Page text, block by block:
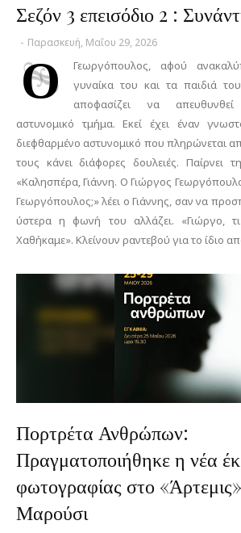
Σεζόν 3 επεισόδιο 2 :
- Παρασκευή, Μαΐου 29, 2026
Ο
Γεωργόπουλος, αφού
γυναίκα του και τα παιδιά
αποφασίζει να
αστυνομικό τμήμα. Εκεί έχει έναν
διεφθαρμένο αστυνομικό που πληρώνεται
τους κάνει διάφορες δουλειές. Παίρνει
«Καλησπέρα, Γιάννη. Ο Γιώργος
Γεωργόπουλος;» λέει ο Γιάννης, σαν να
ύστερα η φωνή του αλλάζει. «Γιώργο,
Χαθήκαμε». Κλείνουν ραντεβού για το ίδιο
Πορτρέτα Ανθρώπων:
Πραγματοποιήθηκε η νέα
φωτογραφίας στο
Μαρούσι